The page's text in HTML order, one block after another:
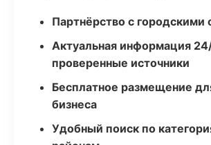
Партнёрство с городскими
Актуальная информация
проверенные источники
Бесплатное размещение
бизнеса
Удобный поиск по